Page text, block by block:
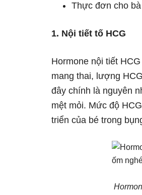
Thực đơn cho
1. Nội tiết tố HCG
Hormone nội tiết
mang thai, lượng
đây chính là nguyên
mệt mỏi. Mức độ
triển của bé trong